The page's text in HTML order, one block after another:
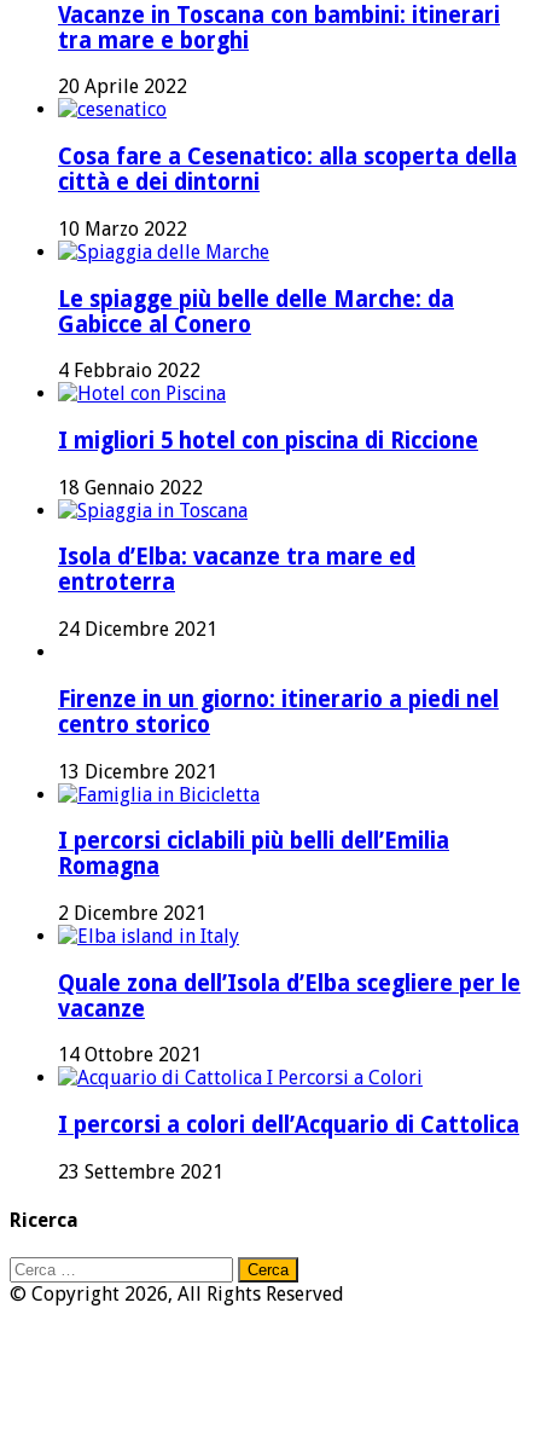
Vacanze in Toscana con bambini: itinerari
tra mare e borghi
20 Aprile 2022
Cosa fare a Cesenatico: alla scoperta della
città e dei dintorni
10 Marzo 2022
Le spiagge più belle delle Marche: da
Gabicce al Conero
4 Febbraio 2022
I migliori 5 hotel con piscina di Riccione
18 Gennaio 2022
Isola d’Elba: vacanze tra mare ed
entroterra
24 Dicembre 2021
Firenze in un giorno: itinerario a piedi nel
centro storico
13 Dicembre 2021
I percorsi ciclabili più belli dell’Emilia
Romagna
2 Dicembre 2021
Quale zona dell’Isola d’Elba scegliere per le
vacanze
14 Ottobre 2021
I percorsi a colori dell’Acquario di Cattolica
23 Settembre 2021
Ricerca
Ricerca
per:
© Copyright 2026, All Rights Reserved